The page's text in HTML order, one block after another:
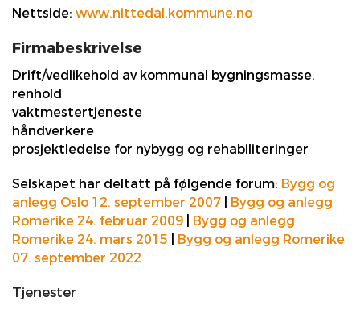
Nettside: www.nittedal.kommune.no
Firmabeskrivelse
Drift/vedlikehold av kommunal bygningsmasse.
renhold
vaktmestertjeneste
håndverkere
prosjektledelse for nybygg og rehabiliteringer
Selskapet har deltatt på følgende forum: Bygg og
anlegg Oslo 12. september 2007
Bygg og anlegg
Romerike 24. februar 2009
Bygg og anlegg
Romerike 24. mars 2015
Bygg og anlegg Romerike
07. september 2022
Tjenester